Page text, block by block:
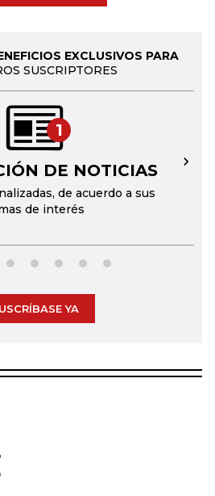
EXCLUSIVOS PARA
SUSCRIPTORES
1
DE NOTICIAS
de acuerdo a sus
de interés
→
YA